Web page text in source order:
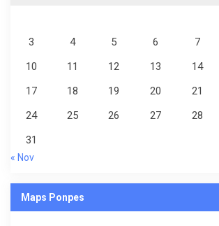
3
4 5 6 7
10
11 12 13 14
17
18 19 20 21
24
25 26 27 28
31
« Nov
Maps Ponpes